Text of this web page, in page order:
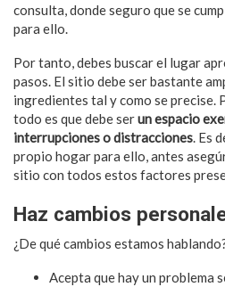
consulta, donde seguro que se
para ello.
Por tanto, debes buscar el lugar
pasos. El sitio debe ser bastante
ingredientes tal y como se precise.
todo es que debe serun espacio
interrupciones o distracciones. Es
propio hogar para ello, antes
sitio con todos estos factores
Haz cambios
¿De qué cambios estamos
Acepta que hay un problema